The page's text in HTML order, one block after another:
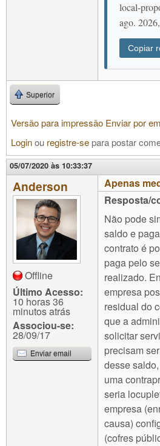
local-
ago.
Copiar
Superior
Versão para impressão Enviar por
Loginou registre-separa postar
05/07/2020 às 10:33:37
Anderson
Offline
Último Acesso:
10 horas 36
minutos atrás
Associou-se:
28/09/17
Enviar email
Apenas
Resposta/
Não pode
saldo e
contrato é
paga pelo
realizado.
empresa
residual do
que a
solicitar
precisam
desse
uma
seria
empresa
causa)
(cofres